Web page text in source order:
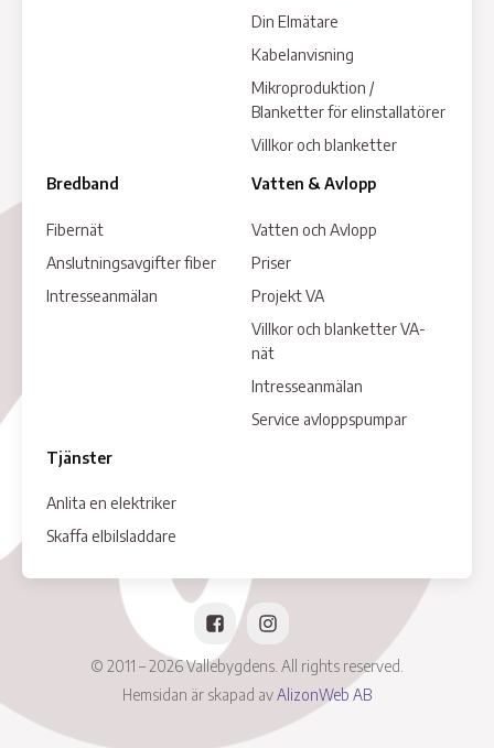
Din Elmätare
Kabelanvisning
Mikroproduktion /
Blanketter för elinstallatörer
Villkor och blanketter
Bredband
Fibernät
Anslutningsavgifter fiber
Intresseanmälan
Vatten & Avlopp
Vatten och Avlopp
Priser
Projekt VA
Villkor och blanketter VA-
nät
Intresseanmälan
Service avloppspumpar
Tjänster
Anlita en elektriker
Skaffa elbilsladdare
© 2011 – 2026 Vallebygdens. All rights reserved.
Hemsidan är skapad avAlizonWeb AB